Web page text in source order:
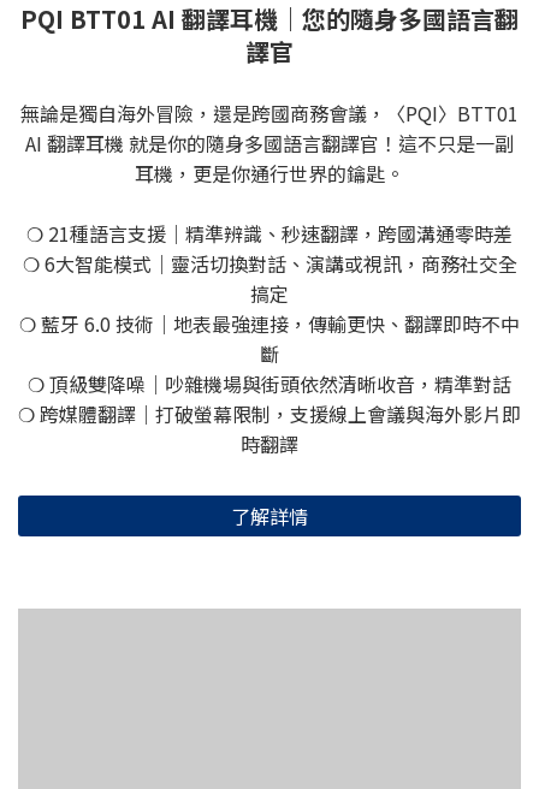
PQI BTT01 AI 翻譯耳機｜您的隨身多國語言翻
譯官
無論是獨自海外冒險，還是跨國商務會議，〈PQI〉BTT01
AI 翻譯耳機 就是你的隨身多國語言翻譯官！這不只是一副
耳機，更是你通行世界的鑰匙。
❍ 21種語言支援｜精準辨識、秒速翻譯，跨國溝通零時差
❍ 6大智能模式｜靈活切換對話、演講或視訊，商務社交全
搞定
❍ 藍牙 6.0 技術｜地表最強連接，傳輸更快、翻譯即時不中
斷
❍ 頂級雙降噪｜吵雜機場與街頭依然清晰收音，精準對話
❍ 跨媒體翻譯｜打破螢幕限制，支援線上會議與海外影片即
時翻譯
了解詳情